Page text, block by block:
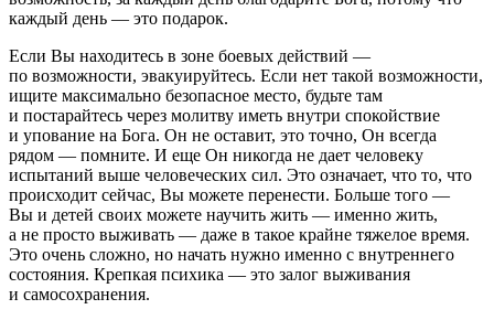
каждый день — это подарок.
Если Вы находитесь в зоне боевых действий —
по возможности, эвакуируйтесь. Если нет такой возможности,
ищите максимально безопасное место, будьте там
и постарайтесь через молитву иметь внутри спокойствие
и упование на Бога. Он не оставит, это точно, Он всегда
рядом — помните. И еще Он никогда не дает человеку
испытаний выше человеческих сил. Это означает, что то, что
происходит сейчас, Вы можете перенести. Больше того —
Вы и детей своих можете научить жить — именно жить,
а не просто выживать — даже в такое крайне тяжелое время.
Это очень сложно, но начать нужно именно с внутреннего
состояния. Крепкая психика — это залог выживания
и самосохранения.